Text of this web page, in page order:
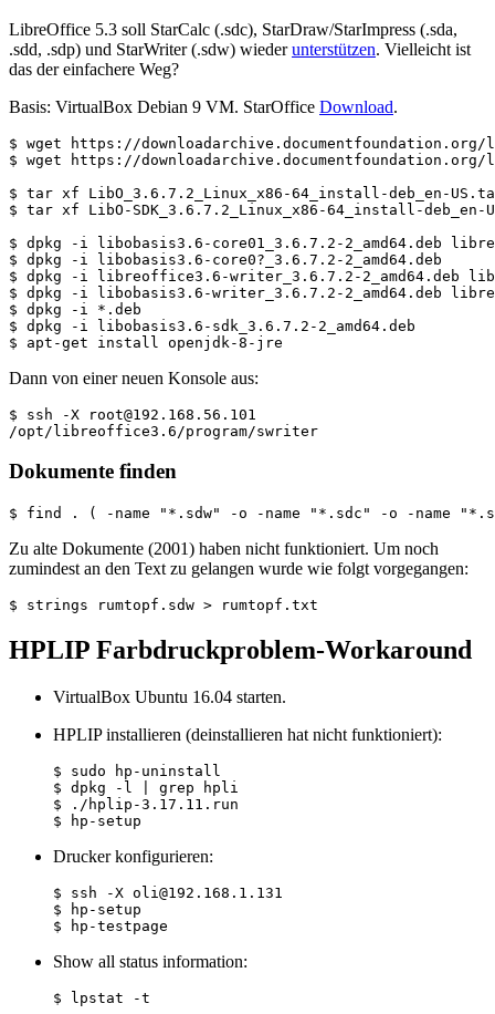
LibreOffice 5.3 soll StarCalc (.sdc), StarDraw/StarImpress (.sda,
.sdd, .sdp) und StarWriter (.sdw) wiederunterstützen. Vielleicht ist
das der einfachere Weg?
Basis: VirtualBox Debian 9 VM. StarOffice Download.
$ wget https://
$ wget https://
$ tar xf LibO_3.6.7.2_Linux_x86-64_install-deb_en-
$ tar xf LibO-SDK_3.6.7.2_Linux_x86-64_install-deb_en-
$ dpkg -i libobasis3.6-core01_3.6.7.2-2_amd64.deb
$ dpkg -i libobasis3.6-core0?_3.6.7.2-2_amd64.deb
$ dpkg -i libreoffice3.6-writer_3.6.7.2-2_amd64.deb
$ dpkg -i libobasis3.6-writer_3.6.7.2-2_amd64.deb
$ dpkg -i *.deb
$ dpkg -i libobasis3.6-sdk_3.6.7.2-2_amd64.deb
Dann von einer neuen Konsole aus:
$ ssh -X root@192.168.56.101
Dokumente finden
Zu alte Dokumente (2001) haben nicht funktioniert. Um noch
zumindest an den Text zu gelangen wurde wie folgt vorgegangen:
HPLIP Farbdruckproblem-Workaround
VirtualBox Ubuntu 16.04 starten.
HPLIP installieren (deinstallieren hat nicht funktioniert):
$ sudo hp-uninstall
$ dpkg -l | grep hpli
$ ./hplip-3.17.11.run
Drucker konfigurieren:
$ ssh -X oli@192.168.1.131
$ hp-setup
Show all status information: